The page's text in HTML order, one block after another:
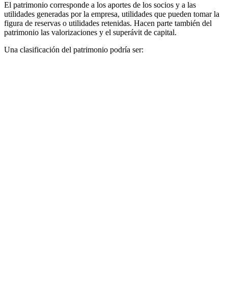
El patrimonio corresponde a los aportes de los socios y a las
utilidades generadas por la empresa, utilidades que pueden tomar la
figura de reservas o utilidades retenidas. Hacen parte también del
patrimonio las valorizaciones y el superávit de capital.
Una clasificación del patrimonio podría ser: